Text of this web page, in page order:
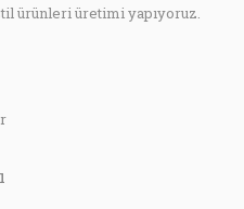
ürünleri üretimi yapıyoruz.